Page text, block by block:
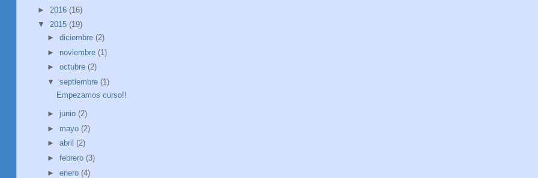
► 2016 (16)
▼ 2015 (19)
► diciembre (2)
► noviembre (1)
► octubre (2)
▼ septiembre (1)
Empezamos curso!!
► junio (2)
► mayo (2)
► abril (2)
► febrero (3)
► enero (4)